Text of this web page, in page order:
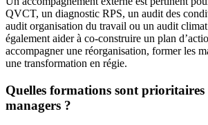
QVCT, un diagnostic RPS, un audit des
audit organisation du travail ou un audit
également aider à co-construire un plan
accompagner une réorganisation, former les
une transformation en régie.
Quelles formations sont prioritaires
managers ?